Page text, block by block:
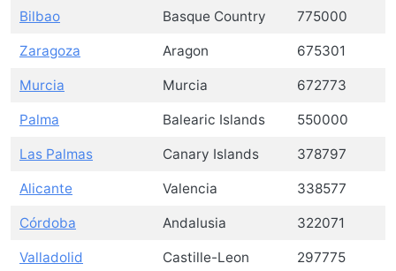
Bilbao Basque Country 775000
Zaragoza Aragon 675301
Murcia Murcia 672773
Palma Balearic Islands 550000
Las Palmas Canary Islands 378797
Alicante Valencia 338577
Córdoba Andalusia 322071
Valladolid Castille-Leon 297775